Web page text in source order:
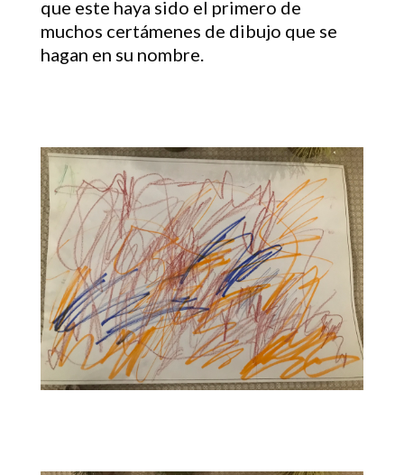
que este haya sido el primero de
muchos certámenes de dibujo que se
hagan en su nombre.